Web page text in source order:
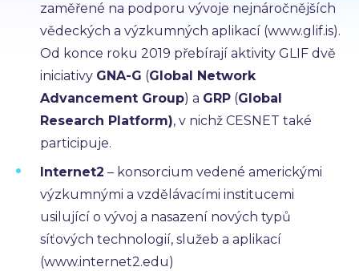
zaměřené na podporu vývoje nejnáročnějších
vědeckých a výzkumných aplikací (www.glif.is).
Od konce roku 2019 přebírají aktivity GLIF dvě
iniciativy GNA-G (Global Network
Advancement Group) a GRP (Global
Research Platform), v nichž CESNET také
participuje.
Internet2 – konsorcium vedené americkými
výzkumnými a vzdělávacími institucemi
usilující o vývoj a nasazení nových typů
síťových technologií, služeb a aplikací
(www.internet2.edu)